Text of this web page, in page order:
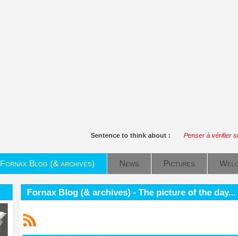
Sentence to think about : Penser à vérifier
Fornax Blog (& archives) News Pictures
Fornax Blog (& archives) - The picture of the day...